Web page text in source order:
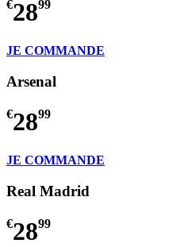
€2899
JE COMMANDE
Arsenal
€2899
JE COMMANDE
Real Madrid
€2899